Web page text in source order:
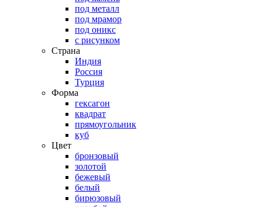
под металл
под мрамор
под оникс
с рисунком
Страна
Индия
Россия
Турция
Форма
гексагон
квадрат
прямоугольник
куб
Цвет
бронзовый
золотой
бежевый
белый
бирюзовый